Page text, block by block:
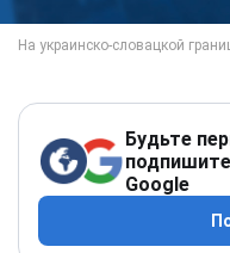
Будьте
Google